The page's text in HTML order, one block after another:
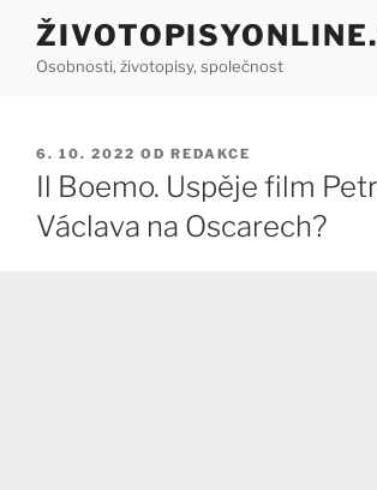
Přejít
obsahuOsobnosti, životopisy, společnost
PUBLIKOVÁNO
6. 10. 2022 OD REDAKCE
Il Boemo. Uspěje film
Václava na Oscarech?